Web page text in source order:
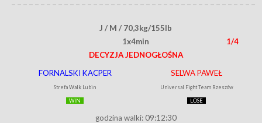
J / M / 70,3kg/155lb
1x4min
1/4
DECYZJA JEDNOGŁOŚNA
FORNALSKI KACPER
Strefa Walk Lubin
WIN
SELWA PAWEŁ
Universal Fight Team Rzeszów
LOSE
godzina walki: 09:12:30